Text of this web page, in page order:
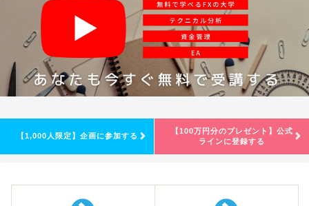
【1,000人限定】企画に参加する
【100万円分のプレゼント】公式
ラインに登録する